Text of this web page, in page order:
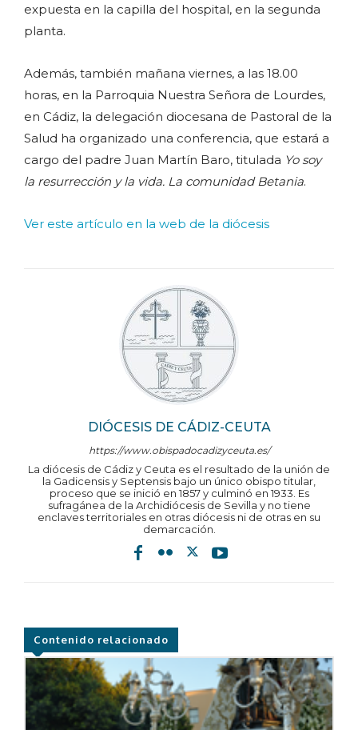
DIÓCESIS DE CÁDIZ-CEUTA
https://www.obispadocadizyceuta.es/
La diócesis de Cádiz y Ceuta es el resultado de la unión de
la Gadicensis y Septensis bajo un único obispo titular,
proceso que se inició en 1857 y culminó en 1933. Es
sufragánea de la Archidiócesis de Sevilla y no tiene
enclaves territoriales en otras diócesis ni de otras en su
demarcación.
expuesta en la capilla del hospital, en la segunda
planta.
Además, también mañana viernes, a las 18.00
horas, en la Parroquia Nuestra Señora de Lourdes,
en Cádiz, la delegación diocesana de Pastoral de la
Salud ha organizado una conferencia, que estará a
cargo del padre Juan Martín Baro, titulada Yo soy
la resurrección y la vida. La comunidad Betania.
Ver este artículo en la web de la diócesis
Contenido relacionado